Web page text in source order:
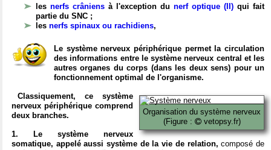
les nerfs crâniens à l'exception du nerf optique (II) qui fait
partie du SNC ;
les nerfs spinaux ou rachidiens,
Le système nerveux périphérique permet la circulation
des informations entre le système nerveux central et les
autres organes du corps (dans les deux sens) pour un
fonctionnement optimal de l'organisme.
Organisation du système nerveux
(Figure :
vetopsy.fr)
Classiquement, ce système
nerveux périphérique comprend
deux branches.
1. Le système nerveux
somatique, appelé aussi système de la vie de relation, composé de